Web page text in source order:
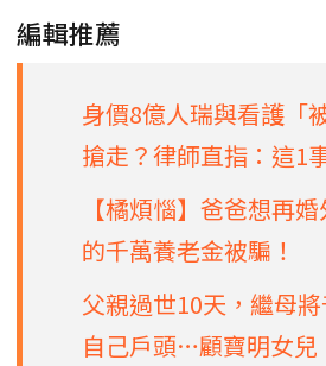
編輯推薦
身價8億人瑞與看護「
搶走？律師直指：這1
【橘煩惱】爸爸想再
的千萬養老金被騙！
父親過世10天，繼母
自己戶頭…顧寶明女兒